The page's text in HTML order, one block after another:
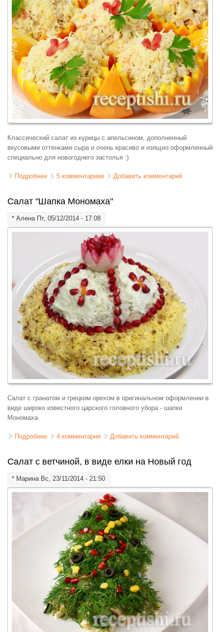
Классический салат из курицы с апельсином, дополненный
вкусовыми оттенками сыра и очень красиво и изящно оформленный
специально для новогоднего застолья :)
Подробнее о Салат с курицей, апельсинами и сыром
5 комментариев Добавить комментарий
Салат "Шапка Мономаха"
* АленаПт, 05/12/2014 - 17:08
Салат с гранатом и грецким орехом в оригинальном оформлении в
виде широко известного царского головного убора - шапки
Мономаха.
Подробнее о Салат "Шапка Мономаха"
4 комментария Добавить комментарий
Салат с ветчиной, в виде елки на Новый год
* МаринаВс, 23/11/2014 - 21:50